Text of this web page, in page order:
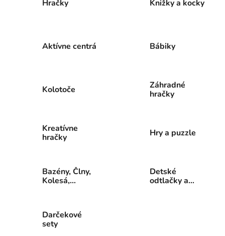
Hračky
Knižky a kocky
Aktívne centrá Bábiky
Kolotoče
Záhradné
hračky
Kreatívne
hračky
Hry a puzzle
Bazény, Člny,
Kolesá,
Detské
odtlačky a
Darčekové
sety